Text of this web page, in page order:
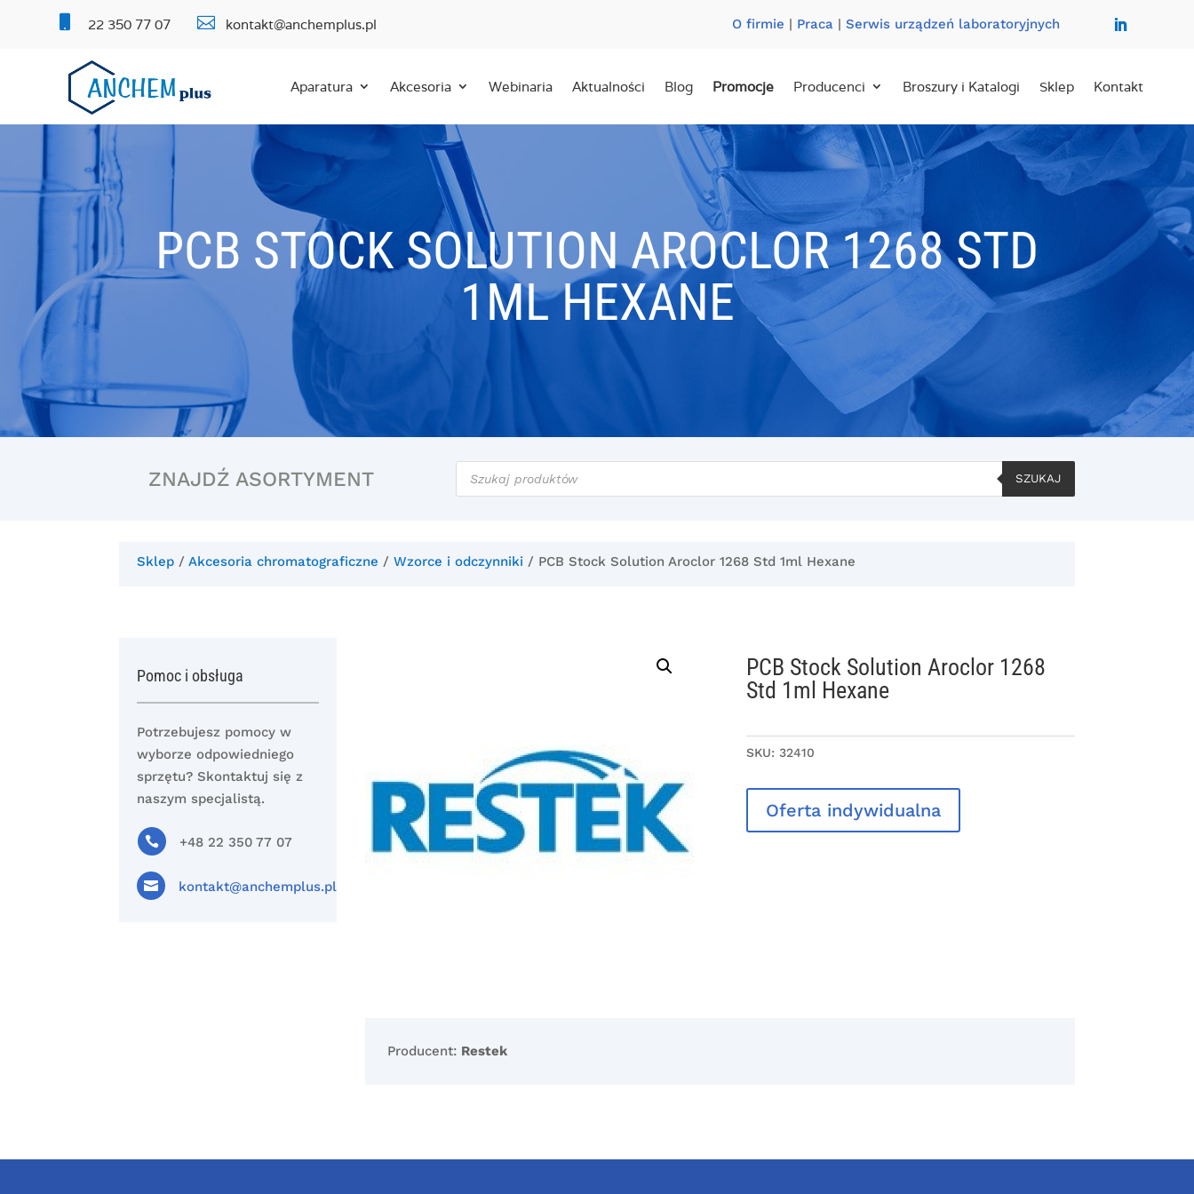
22 350 77 07  kontakt@anchemplus.pl O firmie | Praca| Serwis urządzeń laboratoryjnych
Aparatura Akcesoria Webinaria Aktualności Blog Promocje Producenci Broszury i Katalogi Sklep Kontakt
PCB STOCK SOLUTION AROCLOR 1268 STD
1ML HEXANE
ZNAJDŹ ASORTYMENT
Wyszukiwarka
produktów
SZUKAJ
Sklep /Akcesoria chromatograficzne /Wzorce i odczynniki / PCB Stock Solution Aroclor 1268 Std 1ml Hexane
Pomoc i obsługa
Potrzebujesz pomocy w
wyborze odpowiedniego
sprzętu? Skontaktuj się z
naszym specjalistą.
 +48 22 350 77 07
 kontakt@anchemplus.pl
PCB Stock Solution Aroclor 1268
Std 1ml Hexane
SKU:32410
Oferta indywidualna
Producent: Restek